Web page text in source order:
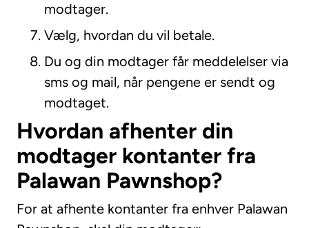
modtager.
Vælg, hvordan du vil betale.
Du og din modtager får meddelelser via
sms og mail, når pengene er sendt og
modtaget.
Hvordan afhenter din
modtager kontanter fra
Palawan Pawnshop?
For at afhente kontanter fra enhver Palawan